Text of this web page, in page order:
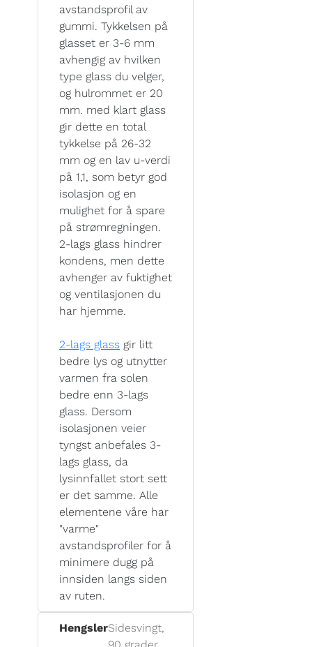
avstandsprofil av
gummi. Tykkelsen på
glasset er 3-6 mm
avhengig av hvilken
type glass du velger,
og hulrommet er 20
mm. med klart glass
gir dette en total
tykkelse på 26-32
mm og en lav u-verdi
på 1,1, som betyr god
isolasjon og en
mulighet for å spare
på strømregningen.
2-lags glass hindrer
kondens, men dette
avhenger av fuktighet
og ventilasjonen du
har hjemme.
2-lags glass gir litt
bedre lys og utnytter
varmen fra solen
bedre enn 3-lags
glass. Dersom
isolasjonen veier
tyngst anbefales 3-
lags glass, da
lysinnfallet stort sett
er det samme. Alle
elementene våre har
"varme"
avstandsprofiler for å
minimere dugg på
innsiden langs siden
av ruten.
HengslerSidesvingt,